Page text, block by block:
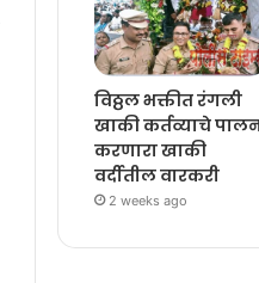
विठ्ठल भक्तीत रंगली
खाकी कर्तव्याचे
करणारा खाकी
वर्दीतील वारकरी
2 weeks ago